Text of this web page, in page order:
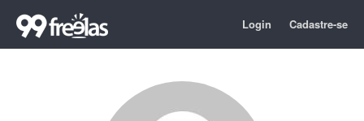
Login Cadastre-se